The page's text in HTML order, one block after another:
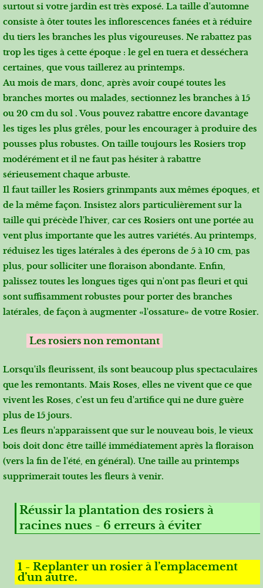
surtout si votre jardin est très exposé. La taille d'automne
consiste à ôter toutes les inflorescences fanées et à réduire
du tiers les branches les plus vigoureuses. Ne rabattez pas
trop les tiges à cette époque : le gel en tuera et desséchera
certaines, que vous taillerez au printemps.
Au mois de mars, donc, après avoir coupé toutes les
branches mortes ou malades, sectionnez les branches à 15
ou 20 cm du sol . Vous pouvez rabattre encore davantage
les tiges les plus grêles, pour les encourager à produire des
pousses plus robustes. On taille toujours les Rosiers trop
modérément et il ne faut pas hésiter à rabattre
sérieusement chaque arbuste.
Il faut tailler les Rosiers grinmpants aux mêmes époques, et
de la même façon. Insistez alors particulièrement sur la
taille qui précède l'hiver, car ces Rosiers ont une portée au
vent plus importante que les autres variétés. Au printemps,
réduisez les tiges latérales à des éperons de 5 à 10 cm, pas
plus, pour solliciter une floraison abondante. Enfin,
palissez toutes les longues tiges qui n'ont pas fleuri et qui
sont suffisamment robustes pour porter des branches
latérales, de façon à augmenter «l'ossature» de votre Rosier.
Les rosiers non remontant
Lorsqu'ils fleurissent, ils sont beaucoup plus spectaculaires
que les remontants. Mais Roses, elles ne vivent que ce que
vivent les Roses, c'est un feu d'artifice qui ne dure guère
plus de 15 jours.
Les fleurs n'apparaissent que sur le nouveau bois, le vieux
bois doit donc être taillé immédiatement après la floraison
(vers la fin de l'été, en général). Une taille au printemps
supprimerait toutes les fleurs à venir.
Réussir la plantation des rosiers à
racines nues - 6 erreurs à éviter
1 - Replanter un rosier à l’emplacement
d’un autre.